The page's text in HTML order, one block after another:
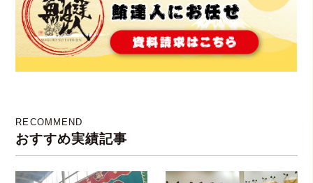
RECOMMEND
おすすめ実績記事